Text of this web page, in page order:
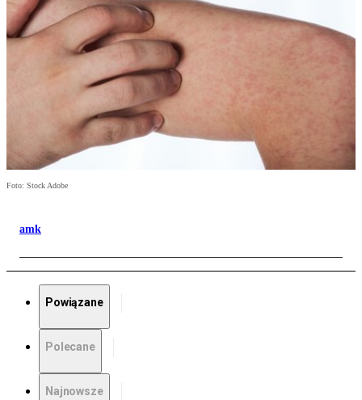
Foto: Stock Adobe
amk
Powiązane
Polecane
Najnowsze